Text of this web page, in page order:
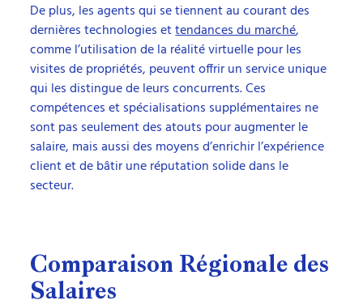
De plus, les agents qui se tiennent au courant des
dernières technologies ettendances du marché,
comme l’utilisation de la réalité virtuelle pour les
visites de propriétés, peuvent offrir un service unique
qui les distingue de leurs concurrents. Ces
compétences et spécialisations supplémentaires ne
sont pas seulement des atouts pour augmenter le
salaire, mais aussi des moyens d’enrichir l’expérience
client et de bâtir une réputation solide dans le
secteur.
Comparaison Régionale des
Salaires